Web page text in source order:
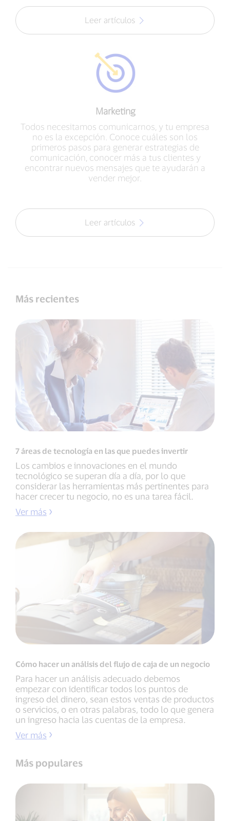
Leer artículos
Marketing
Todos necesitamos comunicarnos, y tu empresa
no es la excepción. Conoce cuáles son los
primeros pasos para generar estrategias de
comunicación, conocer más a tus clientes y
encontrar nuevos mensajes que te ayudarán a
vender mejor.
Leer artículos
Más recientes
7 áreas de tecnología en las que puedes invertir
Los cambios e innovaciones en el mundo
tecnológico se superan día a día, por lo que
considerar las herramientas más pertinentes para
hacer crecer tu negocio, no es una tarea fácil.
Ver más
Cómo hacer un análisis del flujo de caja de un negocio
Para hacer un análisis adecuado debemos
empezar con identificar todos los puntos de
ingreso del dinero, sean estos ventas de productos
o servicios, o en otras palabras, todo lo que genera
un ingreso hacia las cuentas de la empresa.
Ver más
Más populares